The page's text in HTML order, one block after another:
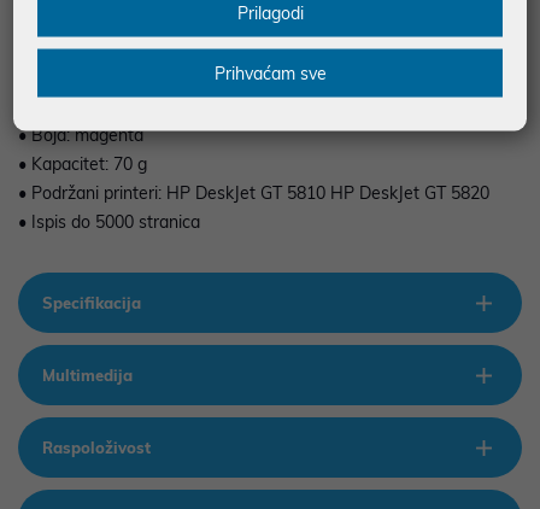
• Boja: magenta
• Kapacitet: 70 g
• Podržani printeri: HP DeskJet GT 5810 HP DeskJet GT 5820
• Ispis do 5000 stranica
Specifikacija
Multimedija
Raspoloživost
Prilagodi
Prihvaćam sve